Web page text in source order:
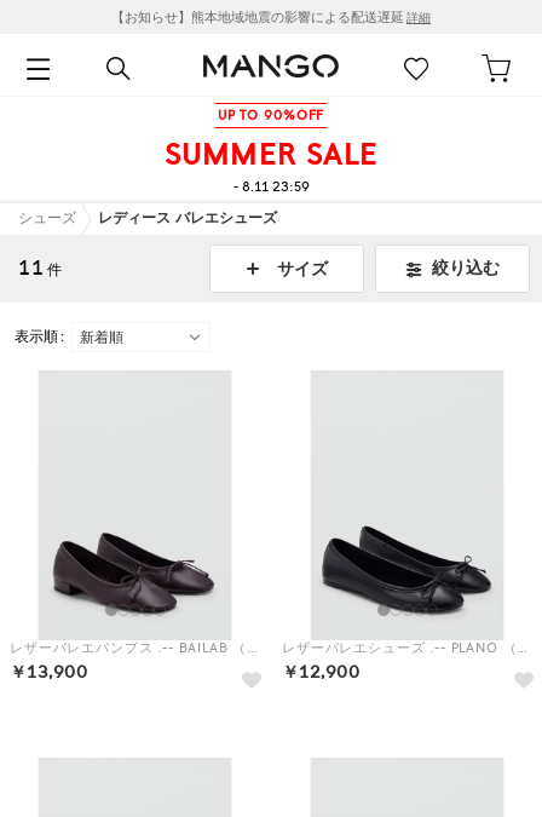
【お知らせ】熊本地域地震の影響による配送遅延 詳細
UP TO 90%OFF
SUMMER SALE
- 8.11 23:59
シューズ
レディース バレエシューズ
11 件 サイズ 絞り込む
表示順 :
レザーバレエパンプス .-- BAILAB （ダークレッド）
￥13,900
レザーバレエシューズ .-- PLANO （ブラック）
￥12,900